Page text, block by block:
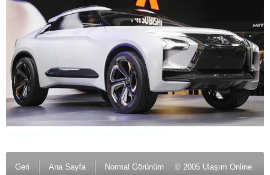
Geri Ana Sayfa Normal Görünüm © 2005 Ulaşım Online